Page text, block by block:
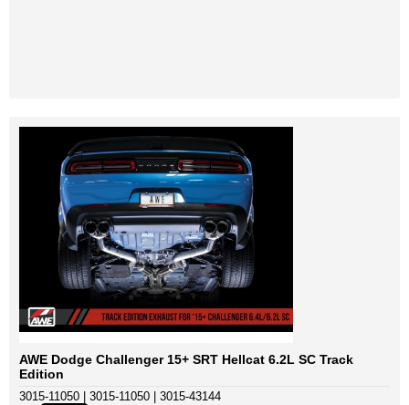
AWE Dodge Challenger 15+ SRT Hellcat 6.2L SC Track
Edition
3015-11050 | 3015-11050 | 3015-43144